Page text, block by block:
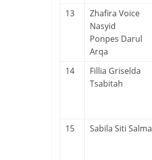
13
Zhafira Voice
Nasyid
Ponpes Darul
Arqa
14
Fillia Griselda
Tsabitah
15 Sabila Siti Salma